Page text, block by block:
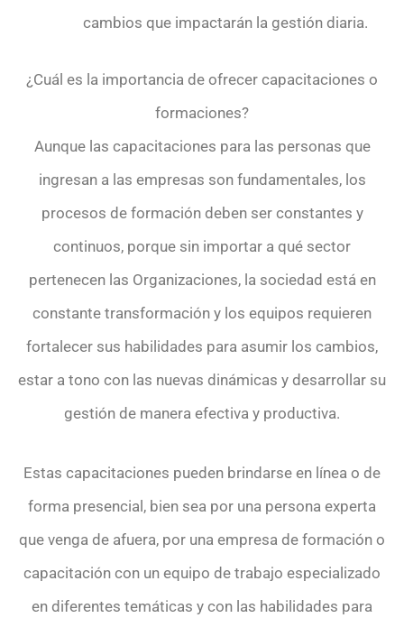
cambios que impactarán la gestión diaria.
¿Cuál es la importancia de ofrecer capacitaciones o
formaciones?
Aunque las capacitaciones para las personas que
ingresan a las empresas son fundamentales, los
procesos de formación deben ser constantes y
continuos, porque sin importar a qué sector
pertenecen las Organizaciones, la sociedad está en
constante transformación y los equipos requieren
fortalecer sus habilidades para asumir los cambios,
estar a tono con las nuevas dinámicas y desarrollar su
gestión de manera efectiva y productiva.
Estas capacitaciones pueden brindarse en línea o de
forma presencial, bien sea por una persona experta
que venga de afuera, por una empresa de formación o
capacitación con un equipo de trabajo especializado
en diferentes temáticas y con las habilidades para